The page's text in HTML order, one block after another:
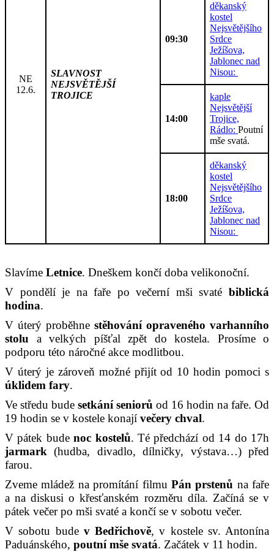
NE
12.6.
SLAVNOST
NEJSVĚTĚJŠÍ
TROJICE
09:30
děkanský
kostel
Nejsvětějšího
Srdce
Ježíšova,
Jablonec nad
Nisou:
14:00
kaple
Nejsvětější
Trojice,
Rádlo: Poutní
mše svatá.
18:00
děkanský
kostel
Nejsvětějšího
Srdce
Ježíšova,
Jablonec nad
Nisou:
Slavíme Letnice. Dneškem končí doba velikonoční.
V pondělí je na faře po večerní mši svaté biblická
hodina.
V úterý proběhne stěhování opraveného varhanního
stolu a velkých píšťal zpět do kostela. Prosíme o
podporu této náročné akce modlitbou.
V úterý je zároveň možné přijít od 10 hodin pomoci s
úklidem fary.
Ve středu bude setkání seniorů od 16 hodin na faře. Od
19 hodin se v kostele konají večery chval.
V pátek budenoc kostelů. Té předchází od 14 do 17h
jarmark (hudba, divadlo, dílničky, výstava…) před
farou.
Zveme mládež na promítání filmu Pán prstenů na faře
a na diskusi o křesťanském rozměru díla. Začíná se v
pátek večer po mši svaté a končí se v sobotu večer.
V sobotu bude v Bedřichově, v kostele sv. Antonína
Paduánského, poutní mše svatá. Začátek v 11 hodin.